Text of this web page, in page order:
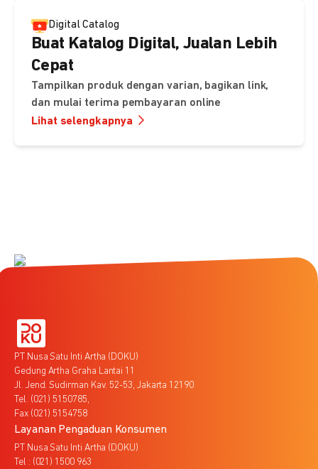
Digital Catalog
Buat Katalog Digital, Jualan Lebih
Cepat
Tampilkan produk dengan varian, bagikan link,
dan mulai terima pembayaran online
Lihat selengkapnya
PT Nusa Satu Inti Artha (DOKU)
Gedung Artha Graha Lantai 11
Jl. Jend. Sudirman Kav. 52-53, Jakarta 12190
Tel. (021) 5150785,
Fax (021) 5154758
Layanan Pengaduan Konsumen
PT Nusa Satu Inti Artha (DOKU)
Tel : (021) 1500 963